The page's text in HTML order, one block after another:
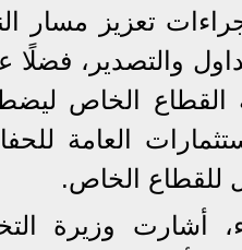
تعزيز مسار
والتصدير،
القطاع الخاص
العامة
للقطاع الخاص.
أشارت وزيرة